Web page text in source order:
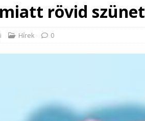
rövid szünet
Hírek 0